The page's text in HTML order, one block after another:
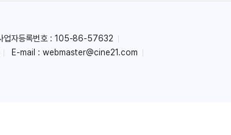
업자등록번호 : 105-86-57632
E-mail : webmaster@cine21.com